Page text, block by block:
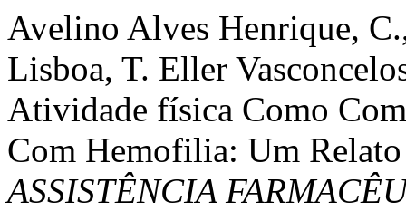
Avelino Alves Henrique,
Lisboa, T. Eller
Atividade física Como
Com Hemofilia: Um
ASSISTÊNCIA